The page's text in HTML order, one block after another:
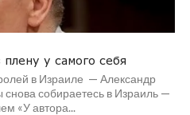
у самого себя
в Израиле — Александр
собираетесь в Израиль —
«У автора...